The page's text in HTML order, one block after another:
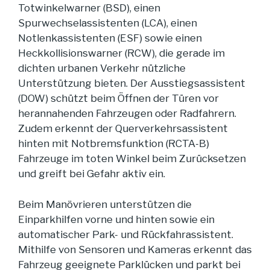
Totwinkelwarner (BSD), einen
Spurwechselassistenten (LCA), einen
Notlenkassistenten (ESF) sowie einen
Heckkollisionswarner (RCW), die gerade im
dichten urbanen Verkehr nützliche
Unterstützung bieten. Der Ausstiegsassistent
(DOW) schützt beim Öffnen der Türen vor
herannahenden Fahrzeugen oder Radfahrern.
Zudem erkennt der Querverkehrsassistent
hinten mit Notbremsfunktion (RCTA-B)
Fahrzeuge im toten Winkel beim Zurücksetzen
und greift bei Gefahr aktiv ein.
Beim Manövrieren unterstützen die
Einparkhilfen vorne und hinten sowie ein
automatischer Park- und Rückfahrassistent.
Mithilfe von Sensoren und Kameras erkennt das
Fahrzeug geeignete Parklücken und parkt bei